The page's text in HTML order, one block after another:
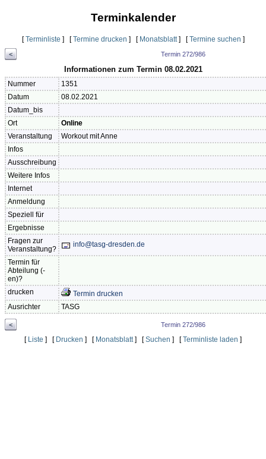
Terminkalender
[Terminliste ] [Termine drucken ] [ Monatsblatt] [Termine suchen ]
< Termin 272/986
Informationen zum Termin 08.02.2021
Nummer
1351
Datum
08.02.2021
Datum_bis
Ort
Online
Veranstaltung
Workout mit Anne
Infos
Ausschreibung
Weitere Infos
Internet
Anmeldung
Speziell für
Ergebnisse
Fragen zur
Veranstaltung?
info@tasg-dresden.de
Termin für
Abteilung (-
en)?
drucken
Termin drucken
Ausrichter
TASG
< Termin 272/986
[ Liste ] [ Drucken ] [ Monatsblatt] [Suchen ] [Terminliste laden ]